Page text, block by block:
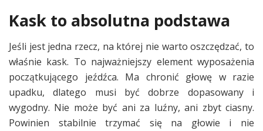
Kask to absolutna podstawa
Jeśli jest jedna rzecz, na której nie warto oszczędzać, to
właśnie kask. To najważniejszy element wyposażenia
początkującego jeźdźca. Ma chronić głowę w razie
upadku, dlatego musi być dobrze dopasowany i
wygodny. Nie może być ani za luźny, ani zbyt ciasny.
Powinien stabilnie trzymać się na głowie i nie